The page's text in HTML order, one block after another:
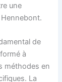
une
de
à
méthodes en
La